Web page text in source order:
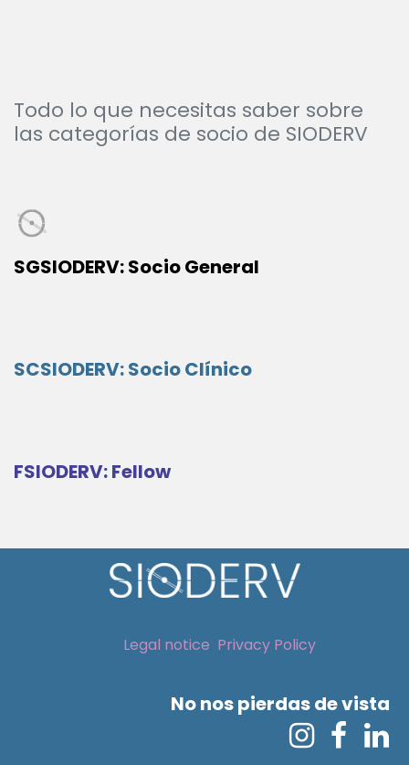
Todo lo que necesitas saber sobre
las categorías de socio de SIODERV
SGSIODERV: Socio General
SCSIODERV: Socio Clínico
FSIODERV: Fellow
Legal notice Privacy Policy
No nos pierdas de vista